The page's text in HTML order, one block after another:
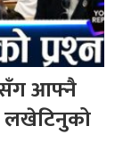
आफ्नै
लखेटिनुको